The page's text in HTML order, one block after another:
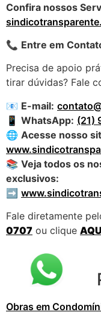
Confira nossos
📞 Entre em
Precisa de apoio
tirar dúvidas? Fale
📧 E-mail:
📱 WhatsApp: (21)
🌐 Acesse nosso
📚 Veja todos os
exclusivos:
➡️
Fale diretamente
0707 ou clique
Obras em